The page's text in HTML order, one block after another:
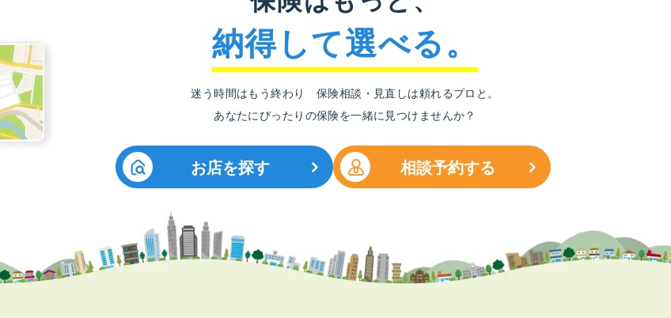
納得して選べる。
迷う時間はもう終わり 保険相談・見直しは頼れるプロと。
あなたにぴったりの保険を一緒に見つけませんか？
お店を探す 相談予約する